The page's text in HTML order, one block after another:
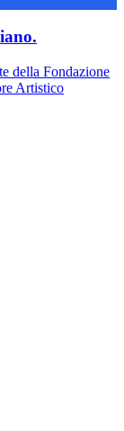
della Fondazione
Artistico